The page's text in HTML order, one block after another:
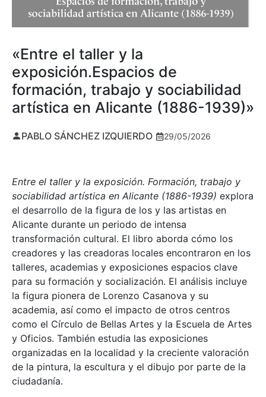
«Entre el taller y la
exposición.Espacios de
formación, trabajo y sociabilidad
artística en Alicante (1886-1939)»
PABLO SÁNCHEZ IZQUIERDO 29/05/2026
Entre el taller y la exposición. Formación, trabajo y
sociabilidad artística en Alicante (1886-1939) explora
el desarrollo de la figura de los y las artistas en
Alicante durante un periodo de intensa
transformación cultural. El libro aborda cómo los
creadores y las creadoras locales encontraron en los
talleres, academias y exposiciones espacios clave
para su formación y socialización. El análisis incluye
la figura pionera de Lorenzo Casanova y su
academia, así como el impacto de otros centros
como el Círculo de Bellas Artes y la Escuela de Artes
y Oficios. También estudia las exposiciones
organizadas en la localidad y la creciente valoración
de la pintura, la escultura y el dibujo por parte de la
ciudadanía.